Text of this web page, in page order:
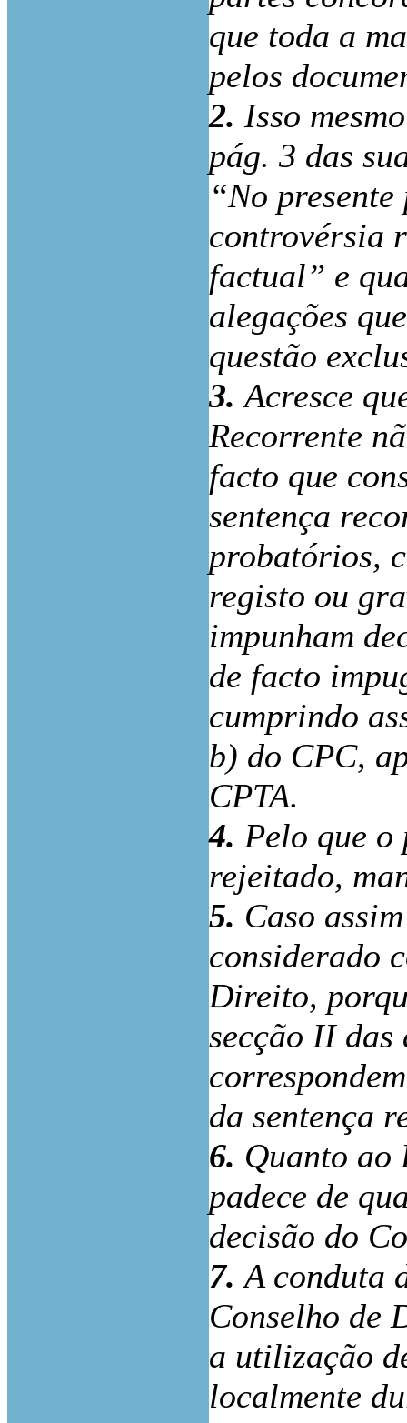
que toda a
pelos
2. Isso
pág. 3 das
“No
controvérsia
factual” e
alegações
questão
3.Acresce
Recorrente
facto que
sentença
probatórios,
registo ou
impunham
de facto
cumprindo
b) do CPC,
CPTA.
4. Pelo que o
rejeitado,
5. Caso
considerado
Direito,
secção II das
da sentença
6. Quanto ao
padece de
decisão do
7.A conduta
Conselho de
a utilização
localmente